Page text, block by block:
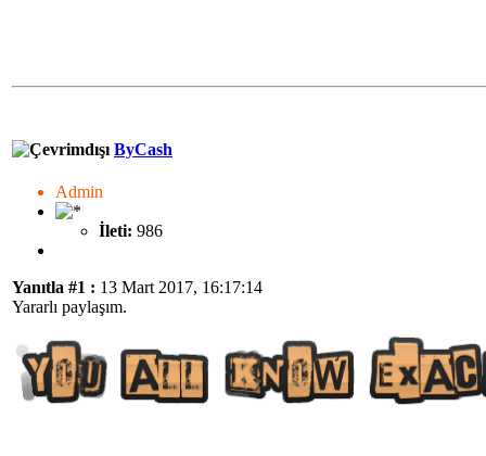
ByCash
Admin
İleti: 986
Yanıtla #1 : 13 Mart 2017, 16:17:14
Yararlı paylaşım.